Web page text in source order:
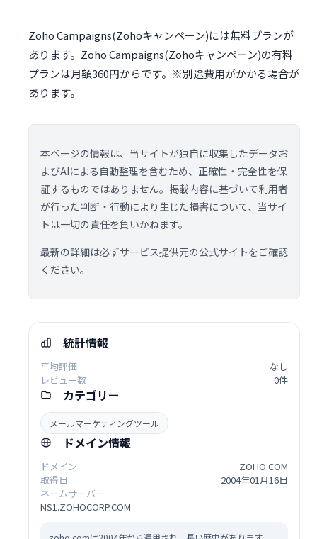
Zoho Campaigns(Zohoキャンペーン)には無料プランが
あります。Zoho Campaigns(Zohoキャンペーン)の有料
プランは月額360円からです。※別途費用がかかる場合が
あります。
本ページの情報は、当サイトが独自に収集したデータお
よびAIによる自動整理を含むため、正確性・完全性を保
証するものではありません。掲載内容に基づいて利用者
が行った判断・行動により生じた損害について、当サイ
トは一切の責任を負いかねます。
最新の詳細は必ずサービス提供元の公式サイトをご確認
ください。
統計情報
平均評価
なし
レビュー数
0件
カテゴリー
メールマーケティングツール
ドメイン情報
ドメイン
ZOHO.COM
取得日
2004年01月16日
ネームサーバー
NS1.ZOHOCORP.COM